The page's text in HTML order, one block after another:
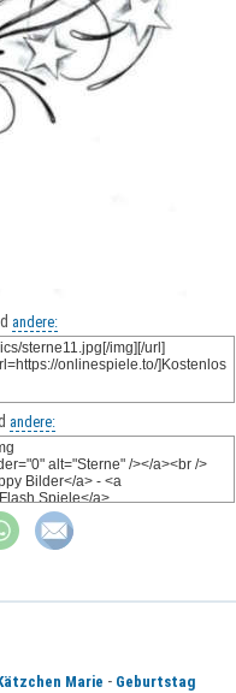
andere:
andere:
Marie - Geburtstag